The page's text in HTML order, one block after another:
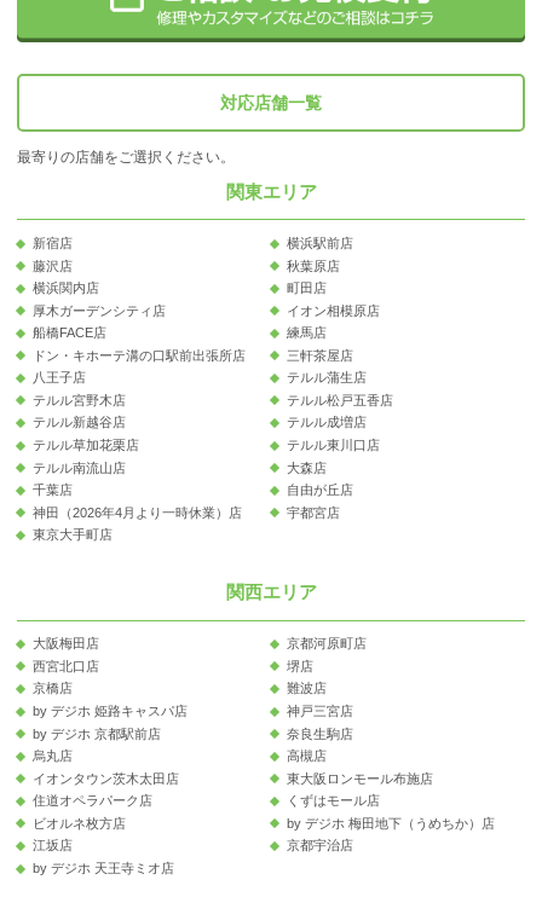
対応店舗一覧
最寄りの店舗をご選択ください。
関東エリア
新宿店
横浜駅前店
藤沢店
秋葉原店
横浜関内店
町田店
厚木ガーデンシティ店
イオン相模原店
船橋FACE店
練馬店
ドン・キホーテ溝の口駅前出張所店
三軒茶屋店
八王子店
テルル蒲生店
テルル宮野木店
テルル松戸五香店
テルル新越谷店
テルル成増店
テルル草加花栗店
テルル東川口店
テルル南流山店
大森店
千葉店
自由が丘店
神田（2026年4月より一時休業）店
宇都宮店
東京大手町店
関西エリア
大阪梅田店
京都河原町店
西宮北口店
堺店
京橋店
難波店
by デジホ 姫路キャスパ店
神戸三宮店
by デジホ 京都駅前店
奈良生駒店
烏丸店
高槻店
イオンタウン茨木太田店
東大阪ロンモール布施店
住道オペラパーク店
くずはモール店
ビオルネ枚方店
by デジホ 梅田地下（うめちか）店
江坂店
京都宇治店
by デジホ 天王寺ミオ店